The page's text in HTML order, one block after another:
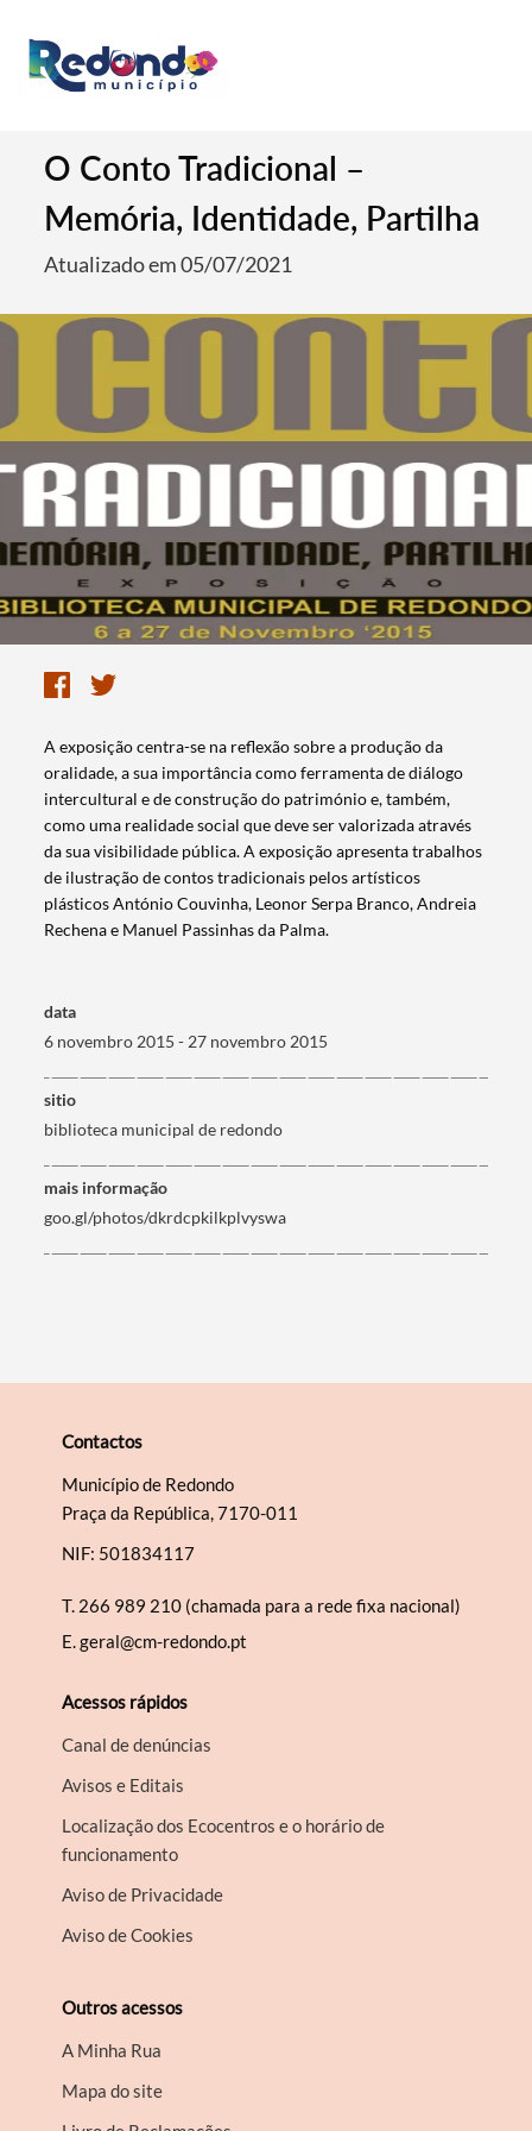
Termo de Pesquisa
Categorias gerais
O Conto Tradicional –
Memória, Identidade, Partilha
Atualizado em 05/07/2021
A exposição centra-se na reflexão sobre a produção da
oralidade, a sua importância como ferramenta de diálogo
intercultural e de construção do património e, também,
como uma realidade social que deve ser valorizada através
da sua visibilidade pública. A exposição apresenta trabalhos
de ilustração de contos tradicionais pelos artísticos
plásticos António Couvinha, Leonor Serpa Branco, Andreia
Rechena e Manuel Passinhas da Palma.
data
6 novembro 2015 - 27 novembro 2015
sitio
biblioteca municipal de redondo
mais informação
goo.gl/photos/dkrdcpkilkplvyswa
Contactos
Município de Redondo
Praça da República, 7170-011
NIF: 501834117
T. 266 989 210 (chamada para a rede fixa nacional)
E.geral@cm-redondo.pt
Acessos rápidos
Canal de denúncias
Avisos e Editais
Localização dos Ecocentros e o horário de
funcionamento
Aviso de Privacidade
Aviso de Cookies
Outros acessos
A Minha Rua
Mapa do site